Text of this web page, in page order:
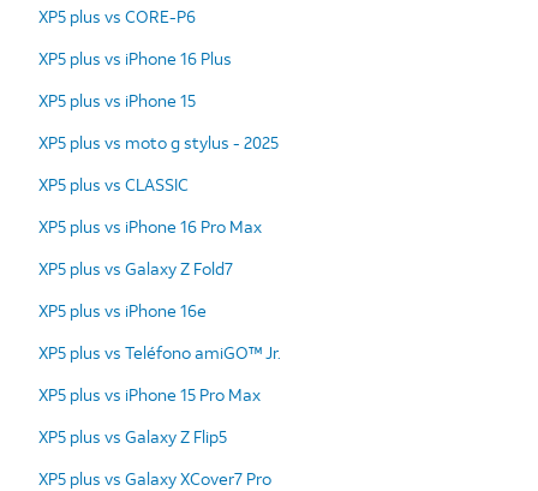
XP5 plus vs CORE-P6
XP5 plus vs iPhone 16 Plus
XP5 plus vs iPhone 15
XP5 plus vs moto g stylus - 2025
XP5 plus vs CLASSIC
XP5 plus vs iPhone 16 Pro Max
XP5 plus vs Galaxy Z Fold7
XP5 plus vs iPhone 16e
XP5 plus vs Teléfono amiGO™ Jr.
XP5 plus vs iPhone 15 Pro Max
XP5 plus vs Galaxy Z Flip5
XP5 plus vs Galaxy XCover7 Pro